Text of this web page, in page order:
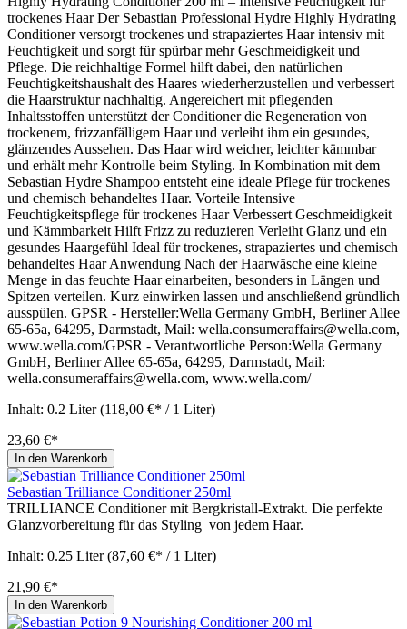
trockenes Haar Der Sebastian Professional Hydre Highly Hydrating
Conditioner versorgt trockenes und strapaziertes Haar intensiv mit
Feuchtigkeit und sorgt für spürbar mehr Geschmeidigkeit und
Pflege. Die reichhaltige Formel hilft dabei, den natürlichen
Feuchtigkeitshaushalt des Haares wiederherzustellen und verbessert
die Haarstruktur nachhaltig. Angereichert mit pflegenden
Inhaltsstoffen unterstützt der Conditioner die Regeneration von
trockenem, frizzanfälligem Haar und verleiht ihm ein gesundes,
glänzendes Aussehen. Das Haar wird weicher, leichter kämmbar
und erhält mehr Kontrolle beim Styling. In Kombination mit dem
Sebastian Hydre Shampoo entsteht eine ideale Pflege für trockenes
und chemisch behandeltes Haar. Vorteile Intensive
Feuchtigkeitspflege für trockenes Haar Verbessert Geschmeidigkeit
und Kämmbarkeit Hilft Frizz zu reduzieren Verleiht Glanz und ein
gesundes Haargefühl Ideal für trockenes, strapaziertes und chemisch
behandeltes Haar Anwendung Nach der Haarwäsche eine kleine
Menge in das feuchte Haar einarbeiten, besonders in Längen und
Spitzen verteilen. Kurz einwirken lassen und anschließend gründlich
ausspülen. GPSR - Hersteller:Wella Germany GmbH, Berliner Allee
65-65a, 64295, Darmstadt, Mail: wella.consumeraffairs@wella.com,
www.wella.com/GPSR - Verantwortliche Person:Wella Germany
GmbH, Berliner Allee 65-65a, 64295, Darmstadt, Mail:
wella.consumeraffairs@wella.com, www.wella.com/
Inhalt: 0.2 Liter(118,00 €* / 1 Liter)
23,60 €*
In den Warenkorb
Sebastian Trilliance Conditioner 250ml
TRILLIANCE Conditioner mit Bergkristall-Extrakt. Die perfekte
Glanzvorbereitung für das Styling von jedem Haar.
Inhalt: 0.25 Liter(87,60 €* / 1 Liter)
21,90 €*
In den Warenkorb